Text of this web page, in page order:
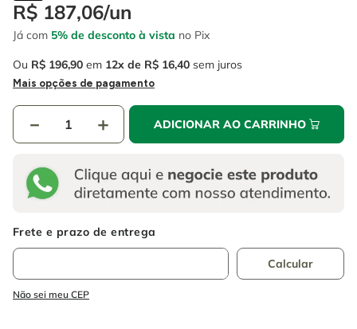
R$ 187,06/un
Já com 5% de desconto à vista no Pix
Ou R$ 196,90 em 12 R$ 16,40 sem juros
Mais opções de pagamento
＋
－ ADICIONAR AO CARRINHO
Não sei meu CEP
6 serra copo
7º luva
8º fio
alicate
º escada
º serra circular
º serra copo
fio
alicate